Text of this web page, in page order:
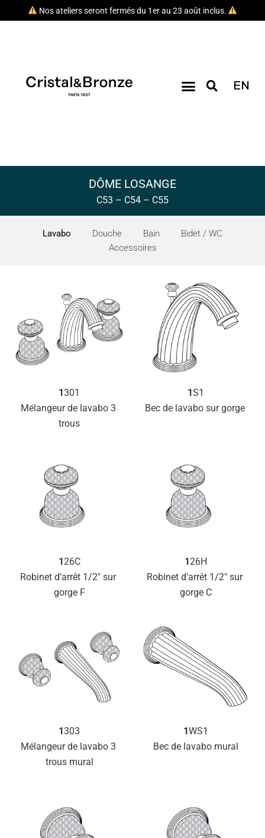
Nos ateliers seront fermés du 1er au 23 août inclus.
EN
DÔME LOSANGE
C53 – C54 – C55
Lavabo Douche Bain
Bidet / WC
Accessoires
1301
Mélangeur de lavabo 3
trous
1S1
Bec de lavabo sur gorge
126C
Robinet d’arrêt 1/2″ sur
gorge F
126H
Robinet d’arrêt 1/2″ sur
gorge C
1303
Mélangeur de lavabo 3
trous mural
1WS1
Bec de lavabo mural